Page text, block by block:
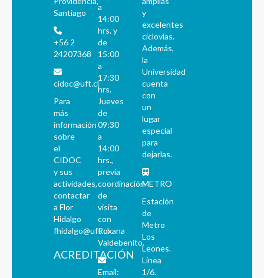
Santiago
+56 2
24207368
cidoc@uft.cl
Para
más
información
sobre
el
CIDOC
y sus
actividades,
contactar
a Flor
Hidalgo
fhidalgo@uft.cl
ACREDITACIÓN
a
14:00
hrs. y
de
15:00
a
17:30
hrs.
Jueves
de
09:30
a
14:00
hrs.,
previa
coordinación
de
visita
con
Roxana
Valdebenito.
Email:
y
excelentes
ciclovías.
Además,
la
Universidad
cuenta
con
un
lugar
especial
para
dejarlas.
METRO
Estación
de
Metro
Los
Leones.
Línea
1/6.